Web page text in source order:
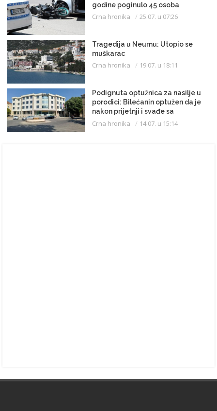
godine poginulo 45 osoba
Crna hronika 25.07. u 07:26
Tragedija u Neumu: Utopio se
muškarac
Crna hronika 19.07. u 18:11
Podignuta optužnica za nasilje u
porodici: Bilećanin optužen da je
nakon prijetnji i svađe sa
partnerkom zapalio kuću
Crna hronika 14.07. u 15:14